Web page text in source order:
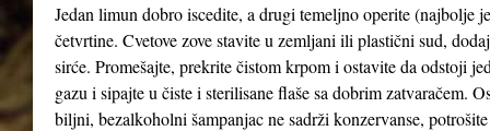
Jedan limun dobro iscedite, a drugi temeljno operite (najbolje
četvrtine. Cvetove zove stavite u zemljani ili plastični sud,
sirće. Promešajte, prekrite čistom krpom i ostavite da odstoji
gazu i sipajte u čiste i sterilisane flaše sa dobrim zatvaračem.
biljni, bezalkoholni šampanjac ne sadrži konzervanse,